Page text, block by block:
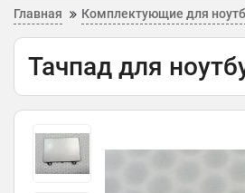
Главная Комплектующие для
Тачпад для